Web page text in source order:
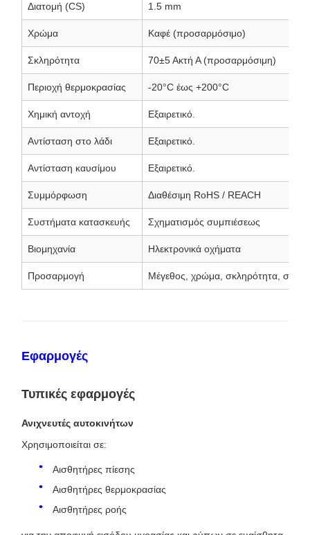
Διατομή (CS) 1.5 mm
Χρώμα Καφέ (προσαρμόσιμο)
Σκληρότητα 70±5 Ακτή Α (προσαρμόσιμη)
Περιοχή θερμοκρασίας -20°C έως +200°C
Χημική αντοχή Εξαιρετικό.
Αντίσταση στο λάδι Εξαιρετικό.
Αντίσταση καυσίμου Εξαιρετικό.
Συμμόρφωση Διαθέσιμη RoHS / REACH
Συστήματα κατασκευής Σχηματισμός συμπιέσεως
Βιομηχανία Ηλεκτρονικά οχήματα
Προσαρμογή Μέγεθος, χρώμα, σκληρότητα,
Εφαρμογές
Τυπικές εφαρμογές
Ανιχνευτές αυτοκινήτων
Χρησιμοποιείται σε:
Αισθητήρες πίεσης
Αισθητήρες θερμοκρασίας
Αισθητήρες ροής